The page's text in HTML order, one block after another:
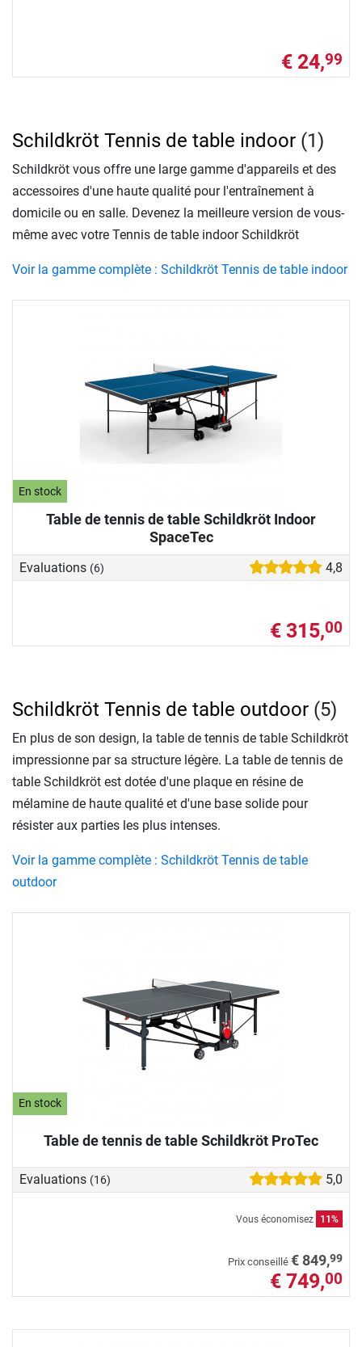
€ 24,99
En stock
Table de tennis de table Schildkröt Indoor
SpaceTec
Evaluations (6) 4,8
€ 315,00
Schildkröt Tennis de table indoor (1)
Schildkröt vous offre une large gamme d'appareils et des
accessoires d'une haute qualité pour l'entraînement à
domicile ou en salle. Devenez la meilleure version de vous-
même avec votre Tennis de table indoor Schildkröt
Voir la gamme complète : Schildkröt Tennis de table indoor
En stock
Table de tennis de table Schildkröt ProTec
Evaluations (16) 5,0
Vous économisez 11%
Prix conseillé € 849,99
€ 749,00
Schildkröt Tennis de table outdoor (5)
En plus de son design, la table de tennis de table Schildkröt
impressionne par sa structure légère. La table de tennis de
table Schildkröt est dotée d'une plaque en résine de
mélamine de haute qualité et d'une base solide pour
résister aux parties les plus intenses.
Voir la gamme complète : Schildkröt Tennis de table
outdoor